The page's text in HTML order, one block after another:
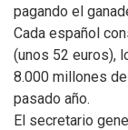
pagando el
Cada español
(unos 52 euros),
8.000 millones
pasado año.
El secretario